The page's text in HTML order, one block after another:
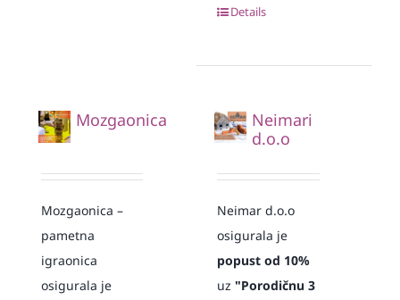
Details
Mozgaonica
Mozgaonica –
pametna
igraonica
osigurala je
Neimari
d.o.o
Neimar d.o.o
osigurala je
popust od 10%
uz"Porodičnu 3